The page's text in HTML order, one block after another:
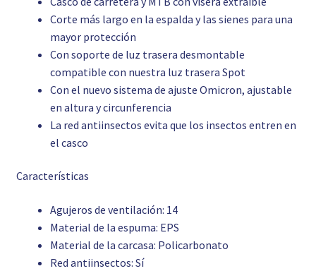
Corte más largo en la espalda y las sienes para una
mayor protección
Con soporte de luz trasera desmontable
compatible con nuestra luz trasera Spot
Con el nuevo sistema de ajuste Omicron, ajustable
en altura y circunferencia
La red antiinsectos evita que los insectos entren en
el casco
Características
Agujeros de ventilación: 14
Material de la espuma: EPS
Material de la carcasa: Policarbonato
Red antiinsectos: Sí